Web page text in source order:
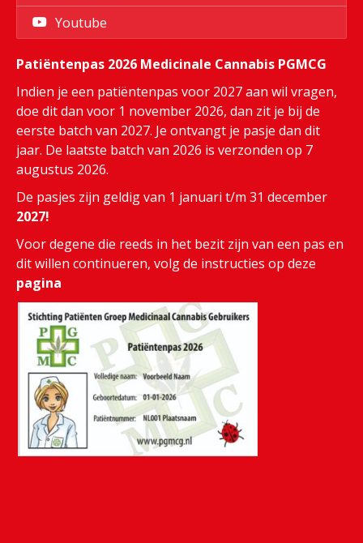
Youtube
Patiëntenpas 2026 Medicinale Cannabis PGMCG
Indien je een patiëntenpas voor 2027 aan wil vragen,
doe dit dan voor 1 november 2026, dan zit je bij de
eerste batch van 2027. Je ontvangt je pasje dan dit
jaar. De laatste batch van 2026 is verzonden op 7
augustus 2026.
De pasjes zijn geldig van 1 januari t/m 31 december
2027!
Voor degene die reeds in het bezit zijn van een pas en
dit willen continueren, volg de instructies op deze
pagina